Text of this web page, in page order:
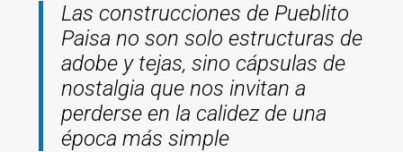
Las construcciones de Pueblito
Paisa no son solo estructuras de
adobe y tejas, sino cápsulas de
nostalgia que nos invitan a
perderse en la calidez de una
época más simple